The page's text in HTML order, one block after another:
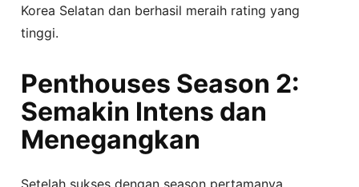
Korea Selatan dan berhasil meraih rating yang
tinggi.
Penthouses Season 2:
Semakin Intens dan
Menegangkan
Setelah sukses dengan season pertamanya,